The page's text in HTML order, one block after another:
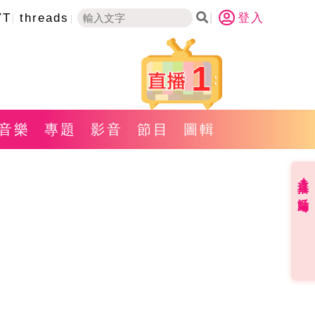
threads 登入
1
樂 專題 影音 節目 圖輯
直播✦活動